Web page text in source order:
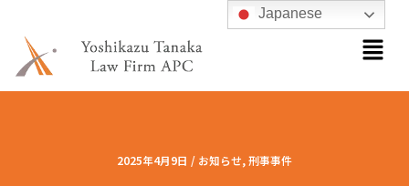
メ
ニ
ー
2025年4月9日 / お知らせ,刑事事件
Japanese